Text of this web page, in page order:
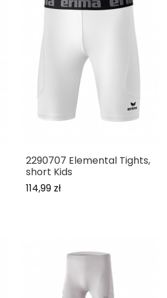
2290707 Elemental Tights,
short Kids
114,99 zł